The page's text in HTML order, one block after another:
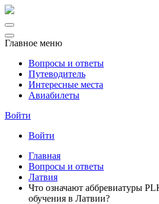
Главное меню
Вопросы и ответы
Путеводитель
Интересные места
Авиабилеты
Войти
Войти
Главная
Вопросы и ответы
Латвия
Что означают аббревиатуры
обучения в Латвии?